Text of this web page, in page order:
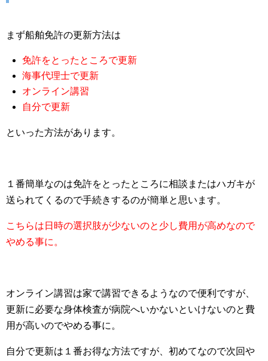
まず船舶免許の更新方法は
免許をとったところで更新
海事代理士で更新
オンライン講習
自分で更新
といった方法があります。
１番簡単なのは免許をとったところに相談またはハガキが
送られてくるので手続きするのが簡単と思います。
こちらは日時の選択肢が少ないのと少し費用が高めなので
やめる事に。
オンライン講習は家で講習できるようなので便利ですが、
更新に必要な身体検査が病院へいかないといけないのと費
用が高いのでやめる事に。
自分で更新は１番お得な方法ですが、初めてなので次回や